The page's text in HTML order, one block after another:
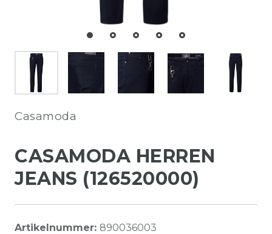
Casamoda
CASAMODA HERREN
JEANS (126520000)
Artikelnummer: 890036003